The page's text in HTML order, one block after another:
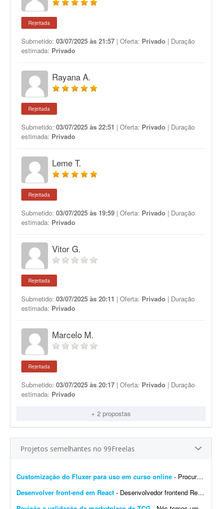
Rejeitada
Submetido: 03/07/2025 às 21:57 | Oferta: Privado | Duração
estimada: Privado
Rayana A.
Rejeitada
Submetido: 03/07/2025 às 22:51 | Oferta: Privado | Duração
estimada: Privado
Leme T.
Rejeitada
Submetido: 03/07/2025 às 19:59 | Oferta: Privado | Duração
estimada: Privado
Vitor G.
Rejeitada
Submetido: 03/07/2025 às 20:11 | Oferta: Privado | Duração
estimada: Privado
Marcelo M.
Rejeitada
Submetido: 03/07/2025 às 20:17 | Oferta: Privado | Duração
estimada: Privado
+ 2 propostas
Projetos semelhantes no 99Freelas
Customização do Fluxer para uso em curso online - Procuro desenvolvedor para fazer algumas customizações na API do Fluxer (fluxer.app) para uso em um curso online. A ideia é manter praticamente toda a estrutura atual da plata...
Desenvolver front-end em React - Desenvolvedor frontend React com Tailwind CSS. Experiência na integração de APIs REST e autenticação por token (AWS Cognito é diferencial). O design j&aacut...